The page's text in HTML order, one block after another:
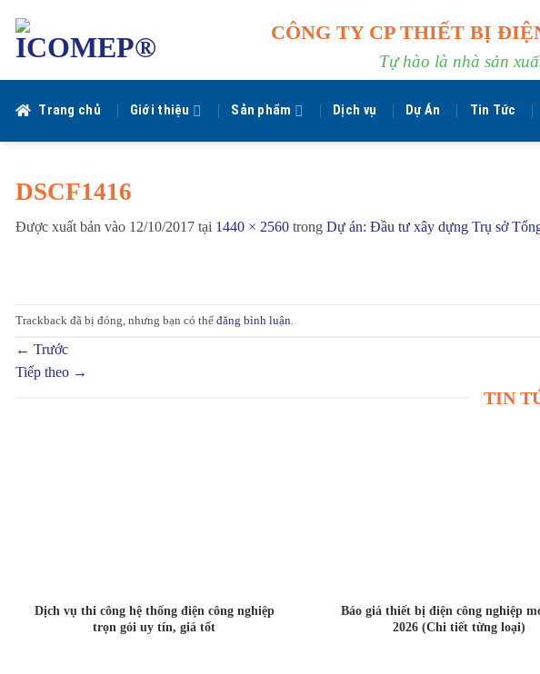
qua
nội
dung
CÔNG TY CP THIẾT BỊ
Tự hào là nhà sản
Trang chủ Giới thiệu Sản phẩm Dịch vụ Dự Án Tin Tức
DSCF1416
Được xuất bản vào 12/10/2017 tại 1440 × 2560 trong Dự án: Đầu tư xây dựng Trụ sở
Trackback đã bị đóng, nhưng bạn có thể đăng bình luận
← Trước
Tiếp theo →
TIN
Dịch vụ thi công hệ thống điện công nghiệp
trọn gói uy tín, giá tốt
Báo giá thiết bị điện công nghiệp
2026 (Chi tiết từng loại)